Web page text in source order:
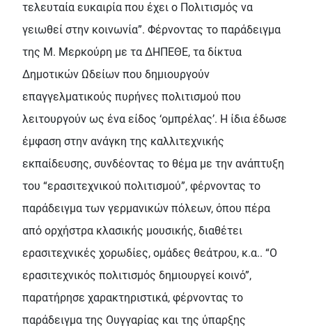
τελευταία ευκαιρία που έχει ο Πολιτισμός να
γειωθεί στην κοινωνία”. Φέρνοντας το παράδειγμα
της Μ. Μερκούρη με τα ΔΗΠΕΘΕ, τα δίκτυα
Δημοτικών Ωδείων που δημιουργούν
επαγγελματικούς πυρήνες πολιτισμού που
λειτουργούν ως ένα είδος ‘ομπρέλας’. Η ίδια έδωσε
έμφαση στην ανάγκη της καλλιτεχνικής
εκπαίδευσης, συνδέοντας το θέμα με την ανάπτυξη
του “ερασιτεχνικού πολιτισμού”, φέρνοντας το
παράδειγμα των γερμανικών πόλεων, όπου πέρα
από ορχήστρα κλασικής μουσικής, διαθέτει
ερασιτεχνικές χορωδίες, ομάδες θεάτρου, κ.α.. “Ο
ερασιτεχνικός πολιτισμός δημιουργεί κοινό”,
παρατήρησε χαρακτηριστικά, φέρνοντας το
παράδειγμα της Ουγγαρίας και της ύπαρξης